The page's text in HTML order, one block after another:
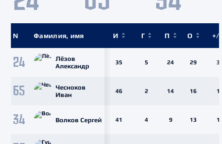
№ Фамилия, имя И Г П О +/-
24
Лёзов
Александр
35 5 24 29
65
Чесноков
Иван
46 2 14 16
34 Волков Сергей 41 4 9 13